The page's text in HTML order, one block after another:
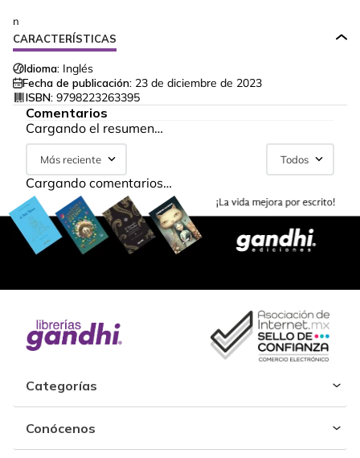
n
CARACTERÍSTICAS
Idioma: Inglés
Fecha de publicación: 23 de diciembre de 2023
ISBN: 9798223263395
Comentarios
Cargando el resumen…
Más reciente Todos
Cargando comentarios…
Categorías
Conócenos